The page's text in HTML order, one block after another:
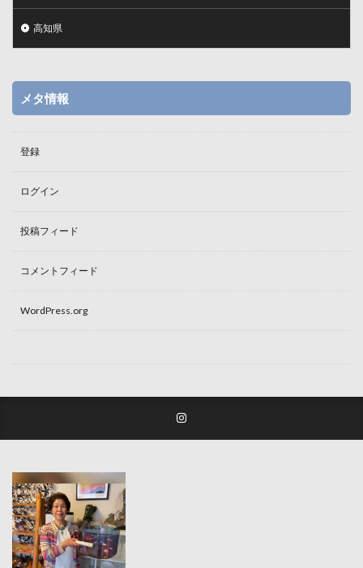
高知県
メタ情報
登録
ログイン
投稿フィード
コメントフィード
WordPress.org